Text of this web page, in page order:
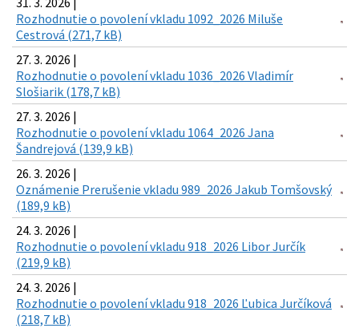
Rozhodnutie o povolení vkladu 1092_2026 Miluše
Cestrová (271,7 kB)
27. 3. 2026 |
Rozhodnutie o povolení vkladu 1036_2026 Vladimír
Slošiarik (178,7 kB)
27. 3. 2026 |
Rozhodnutie o povolení vkladu 1064_2026 Jana
Šandrejová (139,9 kB)
26. 3. 2026 |
Oznámenie Prerušenie vkladu 989_2026 Jakub Tomšovský
(189,9 kB)
24. 3. 2026 |
Rozhodnutie o povolení vkladu 918_2026 Libor Jurčík
(219,9 kB)
24. 3. 2026 |
Rozhodnutie o povolení vkladu 918_2026 Ľubica Jurčíková
(218,7 kB)